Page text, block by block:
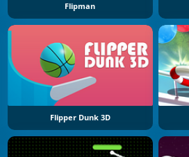
Flipman
Flipper Dunk 3D